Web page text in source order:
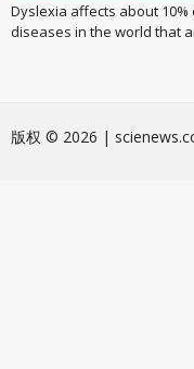
Dyslexia affects about
diseases in the world that
版权 © 2026 |